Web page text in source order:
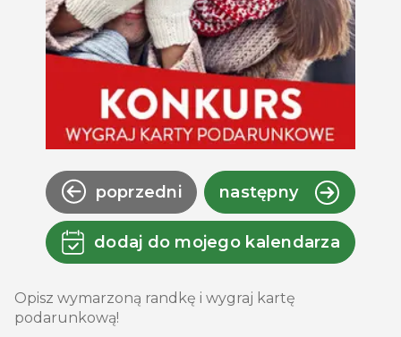
poprzedni następny
dodaj do mojego kalendarza
Opisz wymarzoną randkę i wygraj kartę
podarunkową!